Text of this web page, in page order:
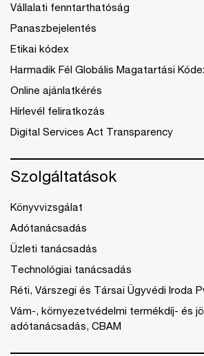
Vállalati fenntarthatóság
Panaszbejelentés
Etikai kódex
Harmadik Fél Globális Magatartási
Online ajánlatkérés
Hírlevél feliratkozás
Digital Services Act Transparency
Szolgáltatások
Könyvvizsgálat
Adótanácsadás
Üzleti tanácsadás
Technológiai tanácsadás
Réti, Várszegi és Társai Ügyvédi Iroda
Vám-, környezetvédelmi termékdíj- és
adótanácsadás, CBAM